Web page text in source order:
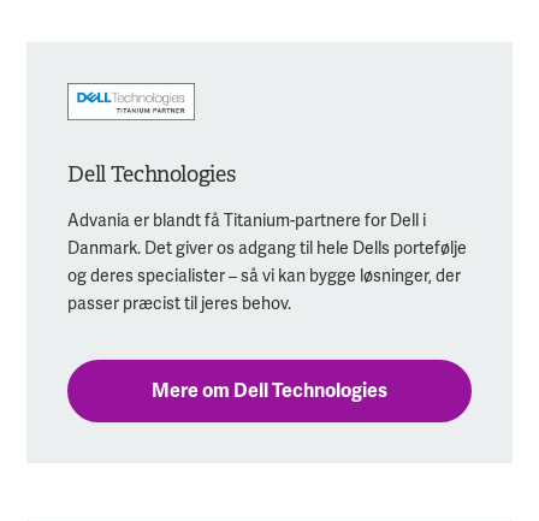
Dell Technologies
Advania er blandt få Titanium-partnere for Dell i
Danmark. Det giver os adgang til hele Dells portefølje
og deres specialister – så vi kan bygge løsninger, der
passer præcist til jeres behov.
Mere om Dell Technologies